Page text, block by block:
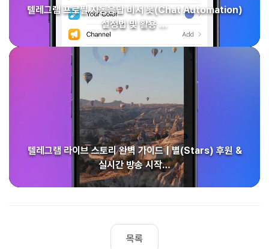
텔레그램 프로필 자동응답 비서 봇(Chat Automation)
설정법 및 활용 …
텔레그램 라이브 스토리 완벽 가이드 | 별(Stars) 후원 &
실시간 방송 시작…
목록